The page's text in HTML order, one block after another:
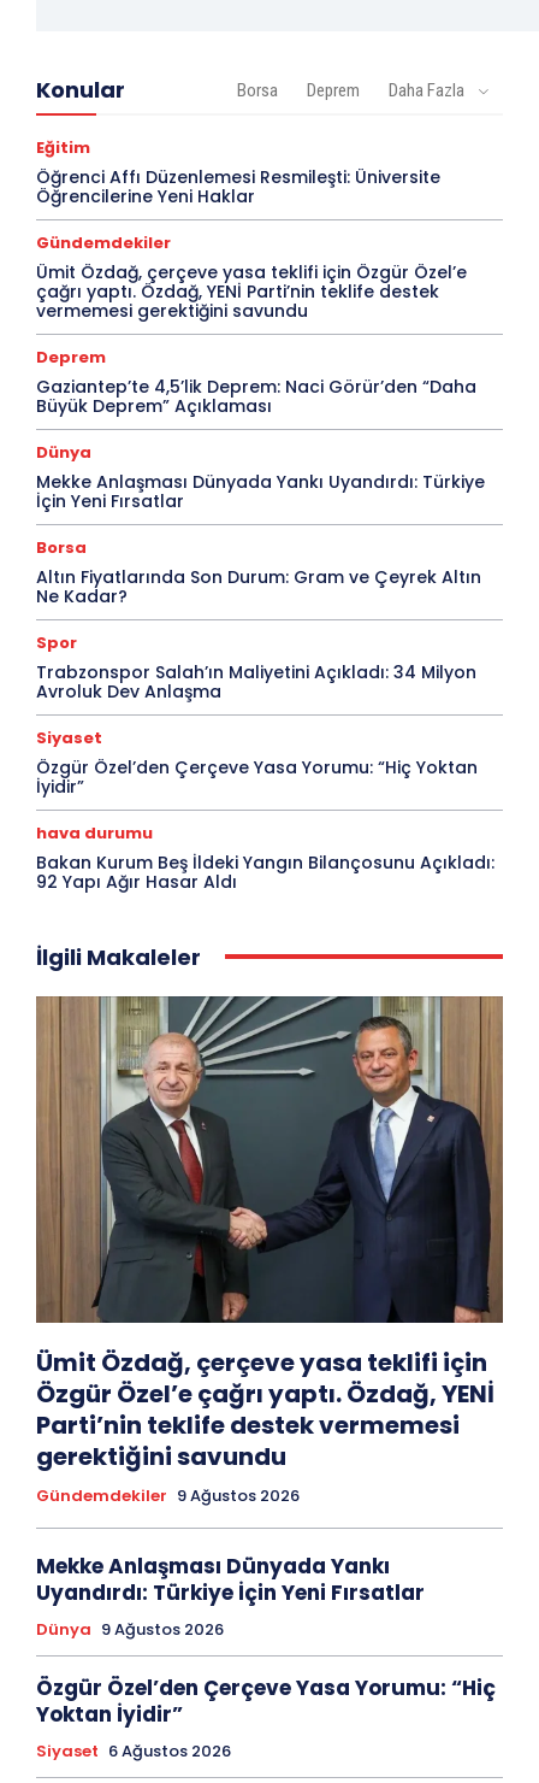
Konular Borsa Deprem Daha Fazla
Eğitim
Öğrenci Affı Düzenlemesi Resmileşti: Üniversite
Öğrencilerine Yeni Haklar
Gündemdekiler
Ümit Özdağ, çerçeve yasa teklifi için Özgür Özel’e
çağrı yaptı. Özdağ, YENİ Parti’nin teklife destek
vermemesi gerektiğini savundu
Deprem
Gaziantep’te 4,5’lik Deprem: Naci Görür’den “Daha
Büyük Deprem” Açıklaması
Dünya
Mekke Anlaşması Dünyada Yankı Uyandırdı: Türkiye
İçin Yeni Fırsatlar
Borsa
Altın Fiyatlarında Son Durum: Gram ve Çeyrek Altın
Ne Kadar?
Spor
Trabzonspor Salah’ın Maliyetini Açıkladı: 34 Milyon
Avroluk Dev Anlaşma
Siyaset
Özgür Özel’den Çerçeve Yasa Yorumu: “Hiç Yoktan
İyidir”
hava durumu
Bakan Kurum Beş İldeki Yangın Bilançosunu Açıkladı:
92 Yapı Ağır Hasar Aldı
İlgili Makaleler
Ümit Özdağ, çerçeve yasa teklifi için
Özgür Özel’e çağrı yaptı. Özdağ, YENİ
Parti’nin teklife destek vermemesi
gerektiğini savundu
Gündemdekiler 9 Ağustos 2026
Mekke Anlaşması Dünyada Yankı
Uyandırdı: Türkiye İçin Yeni Fırsatlar
Dünya 9 Ağustos 2026
Özgür Özel’den Çerçeve Yasa Yorumu: “Hiç
Yoktan İyidir”
Siyaset 6 Ağustos 2026